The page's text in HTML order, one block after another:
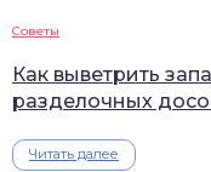
Советы
Как выветрить
разделочных
Читать далее